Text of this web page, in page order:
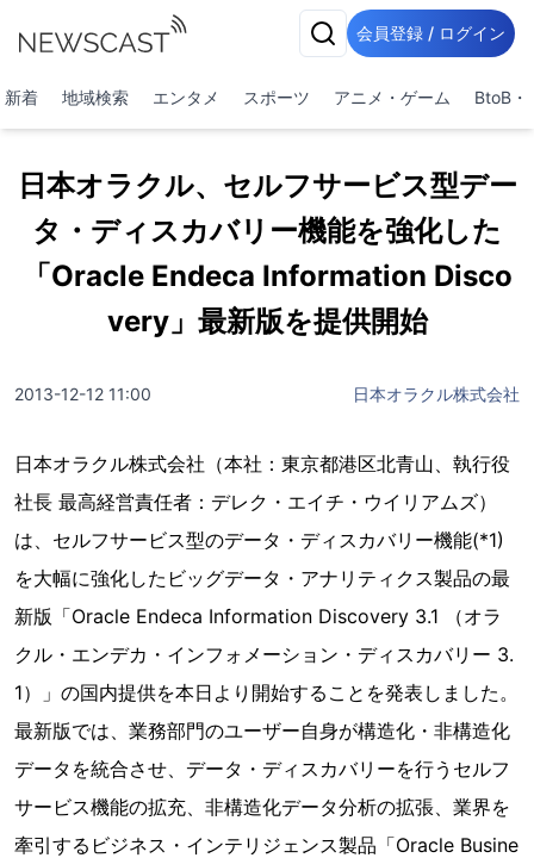
会員登録 / ログイン
新着 地域検索 エンタメ スポーツ アニメ・ゲーム BtoB・
日本オラクル、セルフサービス型デー
タ・ディスカバリー機能を強化した
「Oracle Endeca Information Disco
very」最新版を提供開始
2013-12-12 11:00 日本オラクル株式会社
日本オラクル株式会社（本社：東京都港区北青山、執行役
社長 最高経営責任者：デレク・エイチ・ウイリアムズ）
は、セルフサービス型のデータ・ディスカバリー機能(*1)
を大幅に強化したビッグデータ・アナリティクス製品の最
新版「Oracle Endeca Information Discovery 3.1 （オラ
クル・エンデカ・インフォメーション・ディスカバリー 3.
1）」の国内提供を本日より開始することを発表しました。
最新版では、業務部門のユーザー自身が構造化・非構造化
データを統合させ、データ・ディスカバリーを行うセルフ
サービス機能の拡充、非構造化データ分析の拡張、業界を
牽引するビジネス・インテリジェンス製品「Oracle Busine